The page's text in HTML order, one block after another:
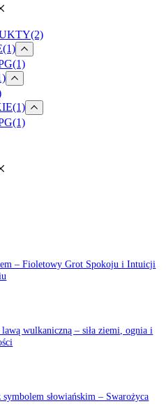
(2)
(1)
(1)
(1)
(1)
– Fioletowy Grot Spokoju i Intuicji
lawą wulkaniczną – siła ziemi, ognia i
symbolem słowiańskim – Swarożyca